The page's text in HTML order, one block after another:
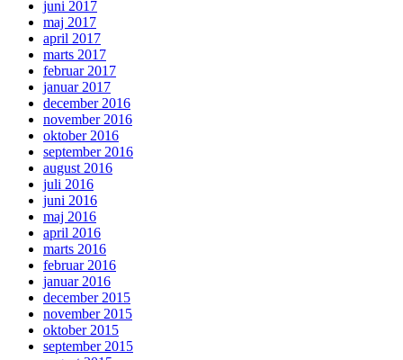
juni 2017
maj 2017
april 2017
marts 2017
februar 2017
januar 2017
december 2016
november 2016
oktober 2016
september 2016
august 2016
juli 2016
juni 2016
maj 2016
april 2016
marts 2016
februar 2016
januar 2016
december 2015
november 2015
oktober 2015
september 2015